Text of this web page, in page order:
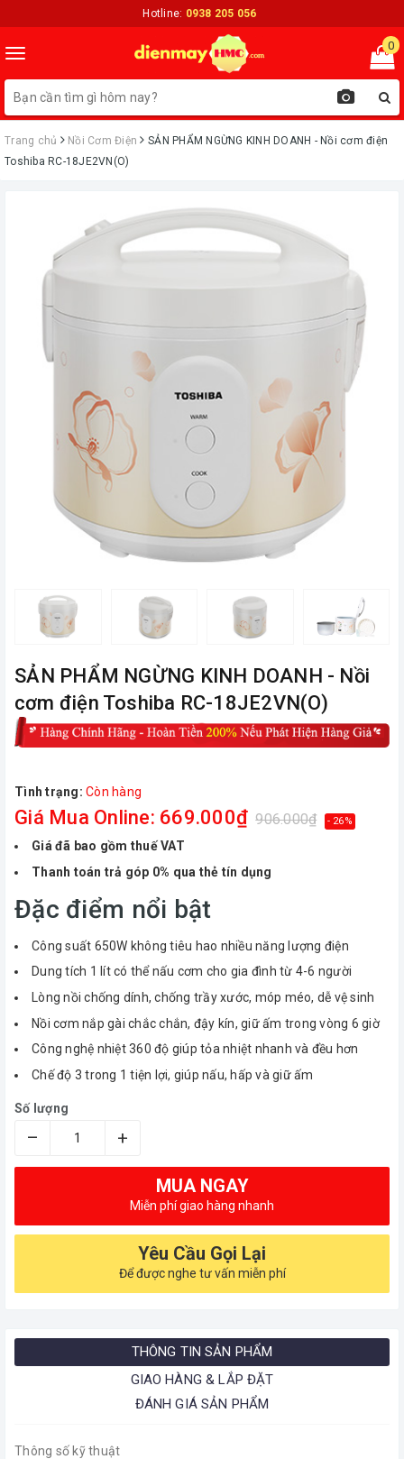
Hotline: 0938 205 056
Toggle
navigation
0
Trang chủ Nồi Cơm Điện
ㅤSẢN PHẨM NGỪNG KINH DOANH - Nồi cơm điện
Toshiba RC-18JE2VN(O)
ㅤSẢN PHẨM NGỪNG KINH DOANH - Nồi
cơm điện Toshiba RC-18JE2VN(O)
Tình trạng: Còn hàng
Giá Mua Online: 669.000₫ 906.000₫ - 26%
Giá đã bao gồm thuế VAT
Thanh toán trả góp 0% qua thẻ tín dụng
Đặc điểm nổi bật
Công suất 650W không tiêu hao nhiều năng lượng điện
Dung tích 1 lít có thể nấu cơm cho gia đình từ 4-6 người
Lòng nồi chống dính, chống trầy xước, móp méo, dễ vệ sinh
Nồi cơm nắp gài chắc chắn, đậy kín, giữ ấm trong vòng 6 giờ
Công nghệ nhiệt 360 độ giúp tỏa nhiệt nhanh và đều hơn
Chế độ 3 trong 1 tiện lợi, giúp nấu, hấp và giữ ấm
Số lượng
– +
MUA NGAY
Miễn phí giao hàng nhanh
Yêu Cầu Gọi Lại
Để được nghe tư vấn miễn phí
THÔNG TIN SẢN PHẨM
GIAO HÀNG & LẮP ĐẶT
ĐÁNH GIÁ SẢN PHẨM
Thông số kỹ thuật